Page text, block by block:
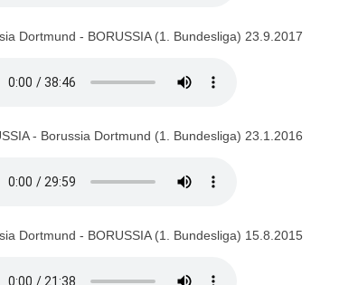
Dortmund - BORUSSIA (1. Bundesliga) 23.9.2017
- Borussia Dortmund (1. Bundesliga) 23.1.2016
Dortmund - BORUSSIA (1. Bundesliga) 15.8.2015